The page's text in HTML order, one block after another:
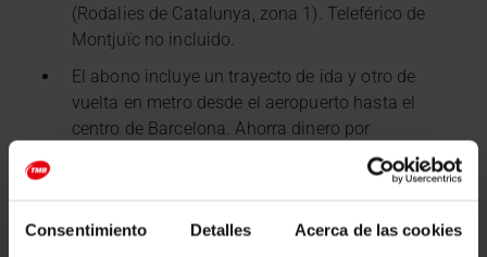
Consentimiento Detalles Acerca de las cookies
(Rodalies de Catalunya, zona 1). Teleférico de
Montjuïc no incluido.
El abono incluye un trayecto de ida y otro de
vuelta en metro desde el aeropuerto hasta el
centro de Barcelona. Ahorra dinero por